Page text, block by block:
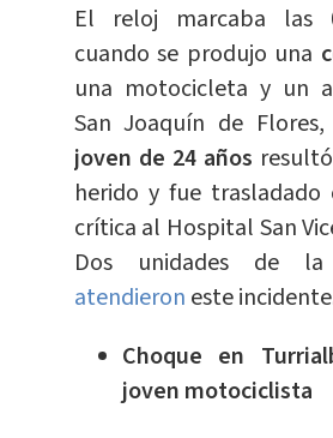
El reloj marcaba las
cuando se produjo una
una motocicleta y un
San Joaquín de
joven de 24 años
herido y fue trasladado
crítica al Hospital San
Dos unidades de
atendieron este
Choque en
joven motociclista